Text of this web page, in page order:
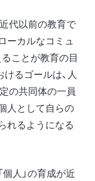
代以前の教育で
ーカルなコミュ
ことが教育の目
るゴールは、人
の共同体の一員
人として自らの
れるようになる
人」の育成が近